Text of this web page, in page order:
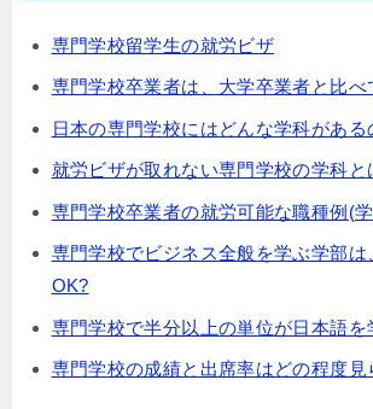
専門学校留学生の就労ビザ
専門学校卒業者は、大学卒業者と比べ
日本の専門学校にはどんな学科がある
就労ビザが取れない専門学校の学科と
専門学校卒業者の就労可能な職種例(
専門学校でビジネス全般を学ぶ学部は
OK?
専門学校で半分以上の単位が日本語を
専門学校の成績と出席率はどの程度見